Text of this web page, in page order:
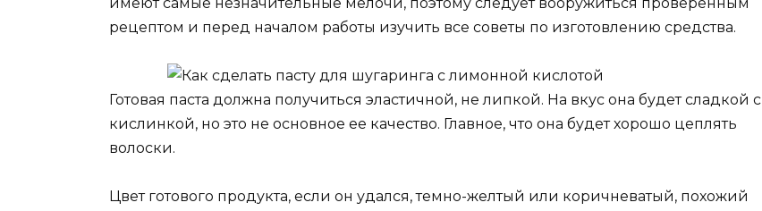
рецептом и перед началом работы изучить все советы по изготовлению средства.
Готовая паста должна получиться эластичной, не липкой. На вкус она будет сладкой с
кислинкой, но это не основное ее качество. Главное, что она будет хорошо цеплять
волоски.
Цвет готового продукта, если он удался, темно-желтый или коричневатый, похожий